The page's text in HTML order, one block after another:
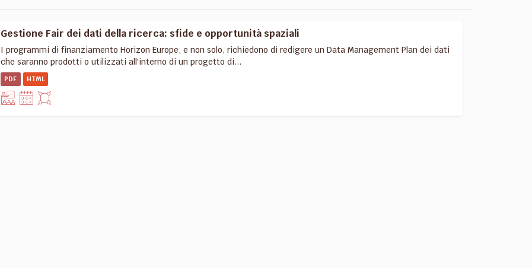
Gestione Fair dei dati della ricerca: sfide e opportunità spaziali
I programmi di finanziamento Horizon Europe, e non solo, richiedono di redigere un Data Management Plan dei dati
che saranno prodotti o utilizzati all'interno di un progetto di...
PDF HTML